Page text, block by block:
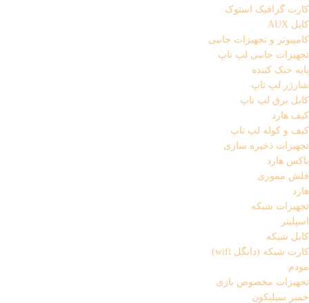
کارت گرافیک استوک
کابل AUX
کامپیوتر و تجهیزات جانبی
تجهیزات جانبی لپ تاپ
پایه خنک کننده
شارژر لپ تاپ
کابل برق لپ تاپ
کیف هارد
کیف و کوله لپ تاپ
تجهیزات ذخیره سازی
باکس هارد
فلش مموری
هارد
تجهیزات شبکه
اسپلیتر
کابل شبکه
کارت شبکه (دانگل wifi)
مودم
تجهیزات مخصوص بازی
خمیر سیلیکون